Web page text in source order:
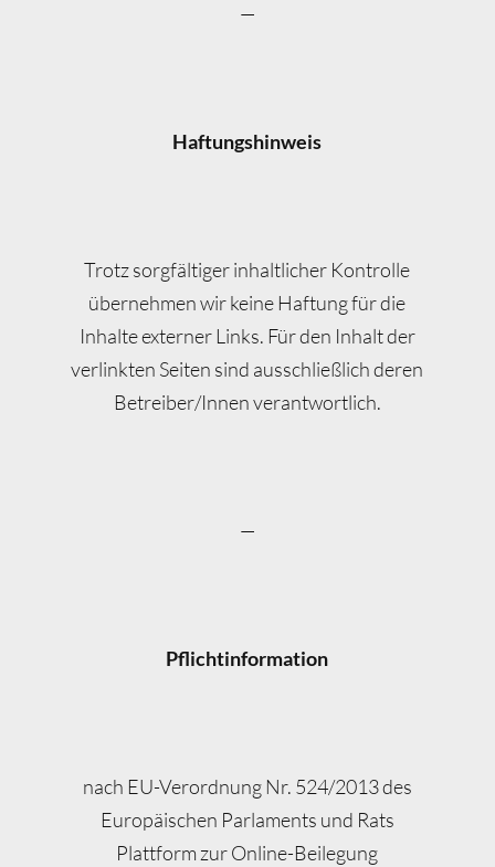
—
Haftungshinweis
Trotz sorgfältiger inhaltlicher Kontrolle
übernehmen wir keine Haftung für die
Inhalte externer Links. Für den Inhalt der
verlinkten Seiten sind ausschließlich deren
Betreiber/Innen verantwortlich.
—
Pflichtinformation
nach EU-Verordnung Nr. 524/2013 des
Europäischen Parlaments und Rats
Plattform zur Online-Beilegung